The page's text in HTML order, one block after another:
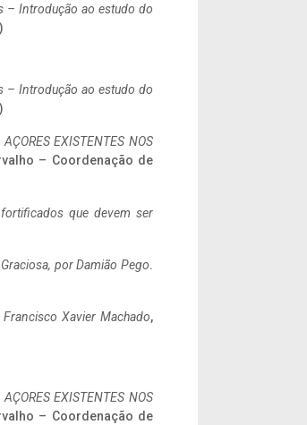
– Introdução ao estudo do
– Introdução ao estudo do
EXISTENTES NOS
– Coordenação de
que devem ser
por Damião Pego.
Xavier Machado,
EXISTENTES NOS
– Coordenação de